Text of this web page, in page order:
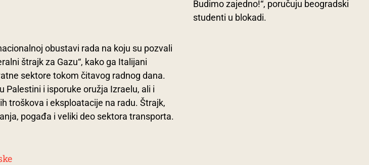
obustavi rada na koju su pozvali
štrajk za Gazu“, kako ga Italijani
sektore tokom čitavog radnog dana.
Palestini i isporuke oružja Izraelu, ali i
troškova i eksploatacije na radu. Štrajk,
pogađa i veliki deo sektora transporta.
Budimo zajedno!“, poručuju beogradski
studenti u blokadi.